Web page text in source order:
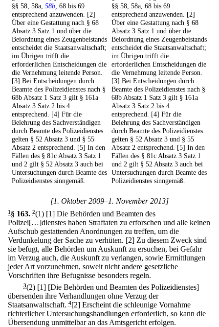
§§ 58, 58a, 58b, 68 bis 69
entsprechend anzuwenden. [2]
Über eine Gestattung nach § 68
Absatz 3 Satz 1 und über die
Beiordnung eines Zeugenbeistands
entscheidet die Staatsanwaltschaft;
im Übrigen trifft die
erforderlichen Entscheidungen die
die Vernehmung leitende Person.
[3] Bei Entscheidungen durch
Beamte des Polizeidienstes nach §
68b Absatz 1 Satz 3 gilt § 161a
Absatz 3 Satz 2 bis 4
entsprechend. [4] Für die
Belehrung des Sachverständigen
durch Beamte des Polizeidienstes
gelten § 52 Absatz 3 und § 55
Absatz 2 entsprechend. [5] In den
Fällen des § 81c Absatz 3 Satz 1
und 2 gilt § 52 Absatz 3 auch bei
Untersuchungen durch Beamte des
Polizeidienstes sinngemäß.
§§ 58, 58a, 68 bis 69
entsprechend anzuwenden. [2]
Über eine Gestattung nach § 68
Absatz 3 Satz 1 und über die
Beiordnung eines Zeugenbeistands
entscheidet die Staatsanwaltschaft;
im Übrigen trifft die
erforderlichen Entscheidungen die
die Vernehmung leitende Person.
[3] Bei Entscheidungen durch
Beamte des Polizeidienstes nach §
68b Absatz 1 Satz 3 gilt § 161a
Absatz 3 Satz 2 bis 4
entsprechend. [4] Für die
Belehrung des Sachverständigen
durch Beamte des Polizeidienstes
gelten § 52 Absatz 3 und § 55
Absatz 2 entsprechend. [5] In den
Fällen des § 81c Absatz 3 Satz 1
und 2 gilt § 52 Absatz 3 auch bei
Untersuchungen durch Beamte des
Polizeidienstes sinngemäß.
[1. Oktober 2009–1. November 2013]
1§ 163. 2(1) [1] Die Behörden und Beamten des
Polizei[…]dienstes haben Straftaten zu erforschen und alle keinen
Aufschub gestattenden Anordnungen zu treffen, um die
Verdunkelung der Sache zu verhüten. [2] Zu diesem Zweck sind
sie befugt, alle Behörden um Auskunft zu ersuchen, bei Gefahr
im Verzug auch, die Auskunft zu verlangen, sowie Ermittlungen
jeder Art vorzunehmen, soweit nicht andere gesetzliche
Vorschriften ihre Befugnisse besonders regeln.
3(2) [1] [Die Behörden und Beamten des Polizeidienstes]
übersenden ihre Verhandlungen ohne Verzug der
Staatsanwaltschaft. 4[2] Erscheint die schleunige Vornahme
richterlicher Untersuchungshandlungen erforderlich, so kann die
Übersendung unmittelbar an das Amtsgericht erfolgen.